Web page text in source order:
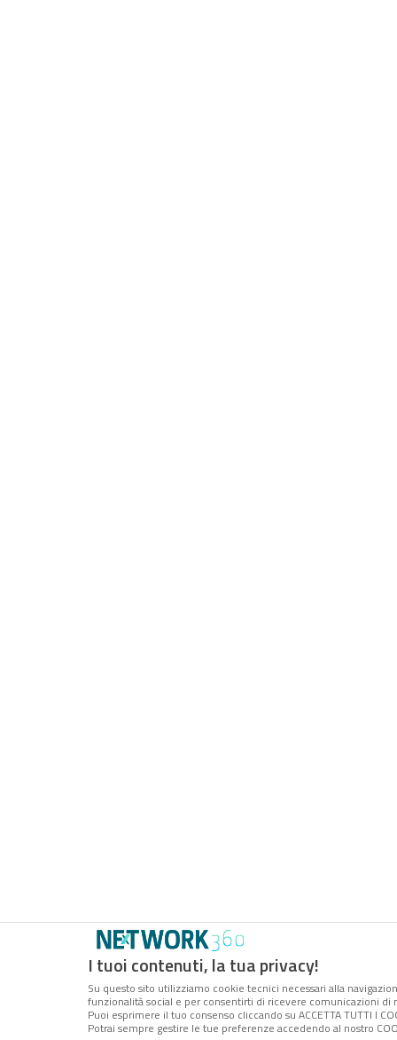
I tuoi contenuti, la tua privacy!
Su questo sito utilizziamo cookie tecnici necessari alla
funzionalità social e per consentirti di ricevere comunicazioni
Puoi esprimere il tuo consenso cliccando su ACCETTA TUTTI I
Potrai sempre gestire le tue preferenze accedendo al nostro